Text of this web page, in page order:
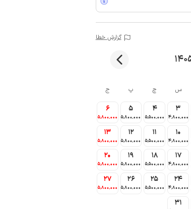
گزارش خطا
س چ پ ج
3
4٬800٬000
4
5٬500٬000
5
5٬800٬000
6
5٬800٬000
10
4٬800٬000
11
5٬500٬000
12
5٬800٬000
13
5٬800٬000
17
4٬800٬000
18
5٬500٬000
19
5٬800٬000
20
5٬800٬000
24
4٬800٬000
25
5٬500٬000
26
5٬800٬000
27
5٬800٬000
31